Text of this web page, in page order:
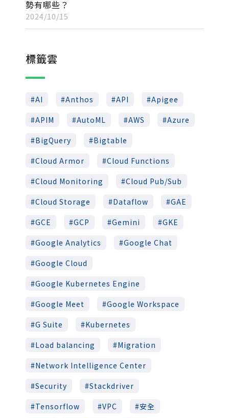
勢有哪些？
2024/10/15
標籤雲
AI Anthos API
Apigee
APIM
AutoML AWS
Azure
BigQuery
Bigtable
Cloud Armor
Cloud Functions
Cloud Monitoring
Cloud Pub/Sub
Cloud Storage
Dataflow
GAE
GCE
GCP Gemini
GKE
Google Analytics
Google Chat
Google Cloud
Google Kubernetes Engine
Google Meet
Google Workspace
G Suite
Kubernetes
Load balancing
Migration
Network Intelligence Center
Security
Stackdriver
Tensorflow
VPC
安全